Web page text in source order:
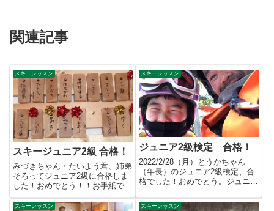
関連記事
スキーレッスン
スキージュニア2級 合格！
みづきちゃん・たいよう君、姉弟
そろってジュニア2級に合格しま
した！おめでとう！！お手紙で知
らせてくれました。ありがとね
～...
スキーレッスン
ジュニア2級検定 合格！
2022/2/28（月）とうかちゃん
（年長）のジュニア2級検定、合
格でした！おめでとう。ジュニア
スキーレッスン スキーレッスン